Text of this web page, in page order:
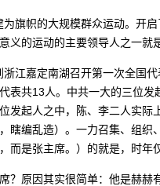
旗帜的大规模群众运动。开
义的运动的主要领导人之一就
江嘉定南湖召开第一次全国
表共13人。中共一大的三位
发起人之中，陈、李二人实际
瞎编乱造）。一力召集、组织
而是张主席。）的就是，时年
？原因其实很简单：他是赫赫